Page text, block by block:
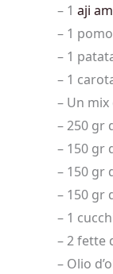
– 1 aji
– 1
– 1
– 1
– Un
– 250 gr
– 150 gr
– 150 gr
– 150 gr
– 1
– 2 fette
– Olio